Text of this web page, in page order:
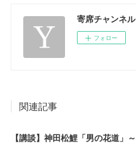
寄席チャンネル
フォロー
関連記事